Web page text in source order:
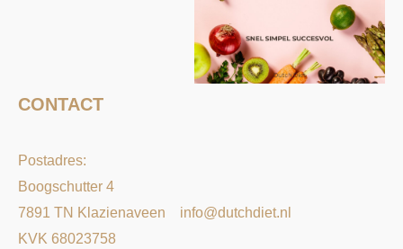
CONTACT
Postadres:
Boogschutter 4
7891 TN Klazienaveen info@dutchdiet.nl
KVK 68023758